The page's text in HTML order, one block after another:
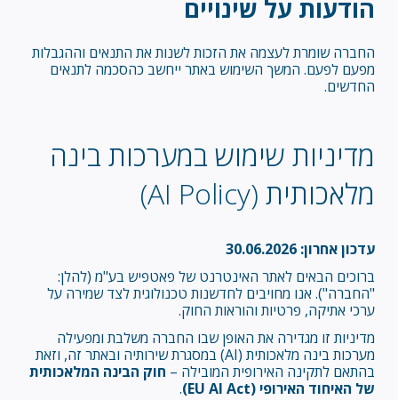
הודעות על שינויים
החברה שומרת לעצמה את הזכות לשנות את התנאים וההגבלות
מפעם לפעם. המשך השימוש באתר ייחשב כהסכמה לתנאים
החדשים.
מדיניות שימוש במערכות בינה
מלאכותית (AI Policy)
עדכון אחרון: 30.06.2026
ברוכים הבאים לאתר האינטרנט של פאטפיש בע"מ (להלן:
"החברה"). אנו מחויבים לחדשנות טכנולוגית לצד שמירה על
ערכי אתיקה, פרטיות והוראות החוק.
מדיניות זו מגדירה את האופן שבו החברה משלבת ומפעילה
מערכות בינה מלאכותית (AI) במסגרת שירותיה ובאתר זה, וזאת
בהתאם לתקינה האירופית המובילה – חוק הבינה המלאכותית
של האיחוד האירופי (EU AI Act)
.